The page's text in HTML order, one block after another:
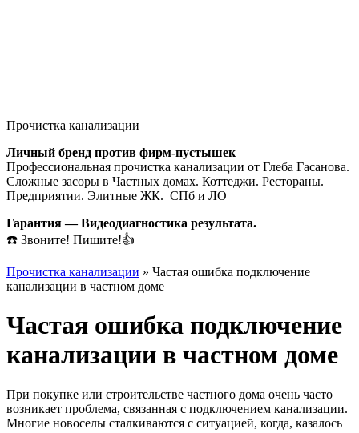
Прочистка канализации
Личный бренд против фирм-пустышек
Профессиональная прочистка канализации от Глеба Гасанова.
Сложные засоры в Частных домах. Коттеджи. Рестораны.
Предприятии. Элитные ЖК. СПб и ЛО
Гарантия — Видеодиагностика результата.
☎️ Звоните! Пишите!👍
Прочистка канализации » Частая ошибка подключение
канализации в частном доме
Частая ошибка подключение
канализации в частном доме
При покупке или строительстве частного дома очень часто
возникает проблема, связанная с подключением канализации.
Многие новоселы сталкиваются с ситуацией, когда, казалось